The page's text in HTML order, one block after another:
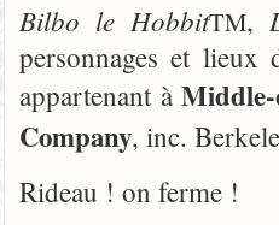
Bilbo le HobbitTM,
personnages et lieux
appartenant à
Company, inc.
Rideau ! on ferme !